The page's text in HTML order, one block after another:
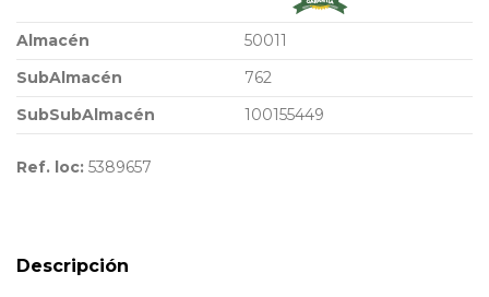
Almacén
50011
SubAlmacén
762
SubSubAlmacén
100155449
Ref. loc: 5389657
Descripción